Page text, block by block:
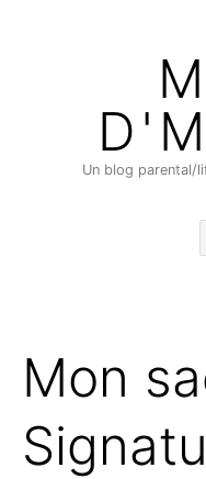
Un blog parental/
Mon